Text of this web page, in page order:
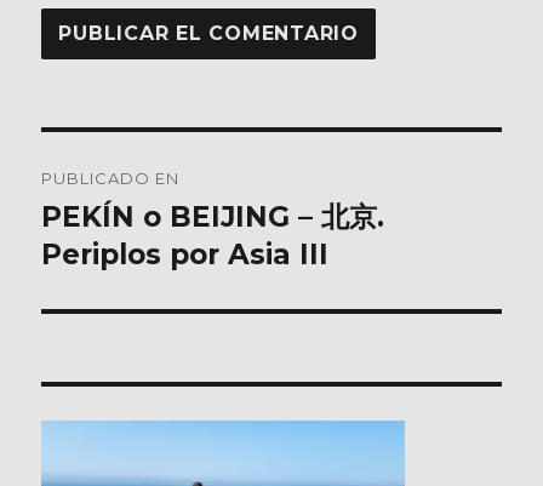
de
entradas
PUBLICADO EN
PEKÍN o BEIJING – 北京.
Periplos por Asia III